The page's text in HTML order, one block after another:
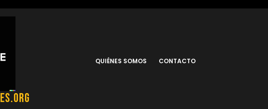
QUIÉNES SOMOS CONTACTO